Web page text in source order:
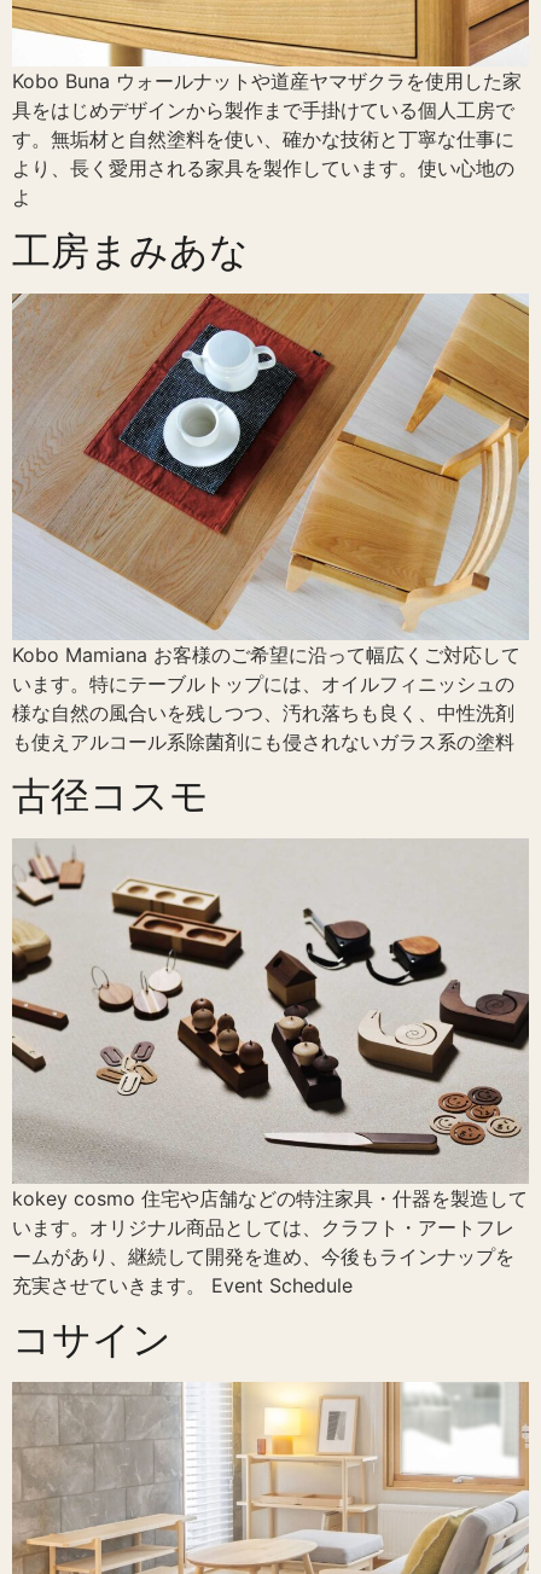
Kobo Buna ウォールナットや道産ヤマザクラを使用した家
具をはじめデザインから製作まで手掛けている個人工房で
す。無垢材と自然塗料を使い、確かな技術と丁寧な仕事に
より、長く愛用される家具を製作しています。使い心地の
よ
工房まみあな
Kobo Mamiana お客様のご希望に沿って幅広くご対応して
います。特にテーブルトップには、オイルフィニッシュの
様な自然の風合いを残しつつ、汚れ落ちも良く、中性洗剤
も使えアルコール系除菌剤にも侵されないガラス系の塗料
古径コスモ
kokey cosmo 住宅や店舗などの特注家具・什器を製造して
います。オリジナル商品としては、クラフト・アートフレ
ームがあり、継続して開発を進め、今後もラインナップを
充実させていきます。 Event Schedule
コサイン